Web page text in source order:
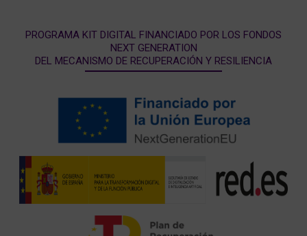
PROGRAMA KIT DIGITAL FINANCIADO POR LOS FONDOS
NEXT GENERATION
DEL MECANISMO DE RECUPERACIÓN Y RESILIENCIA